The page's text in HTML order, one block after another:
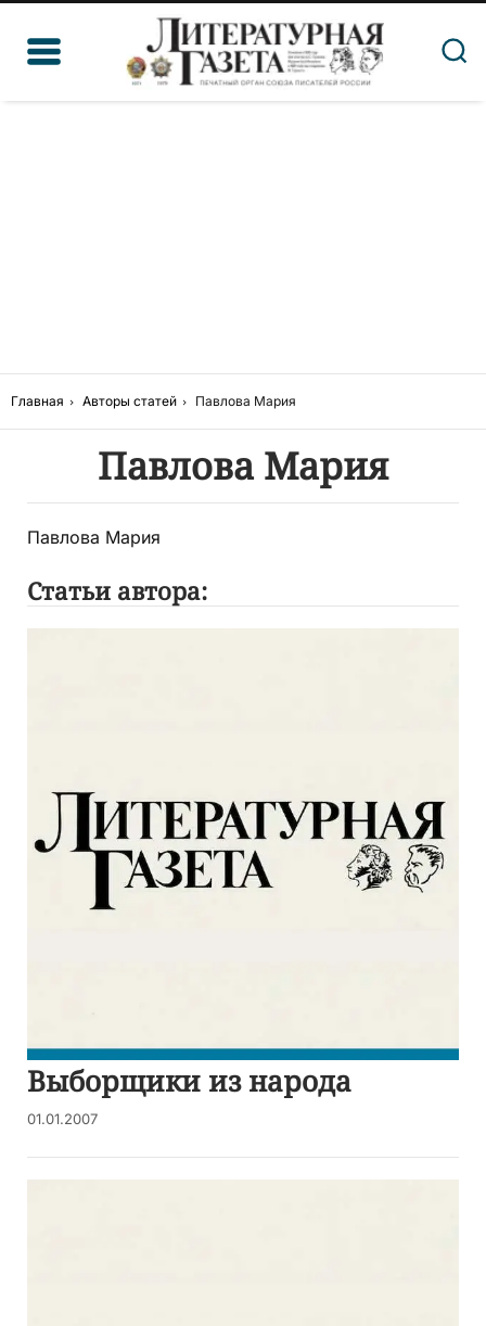
Главная Авторы статей Павлова Мария
Павлова Мария
Павлова Мария
Статьи автора:
Выборщики из народа
01.01.2007